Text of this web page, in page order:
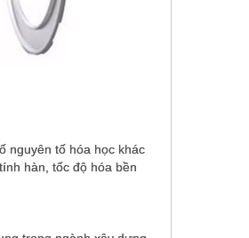
GE10E SGE12E GE15E
GE17 GE20 GE25 GE30
nguyên tố hóa học khác
hàn, tốc độ hóa bền